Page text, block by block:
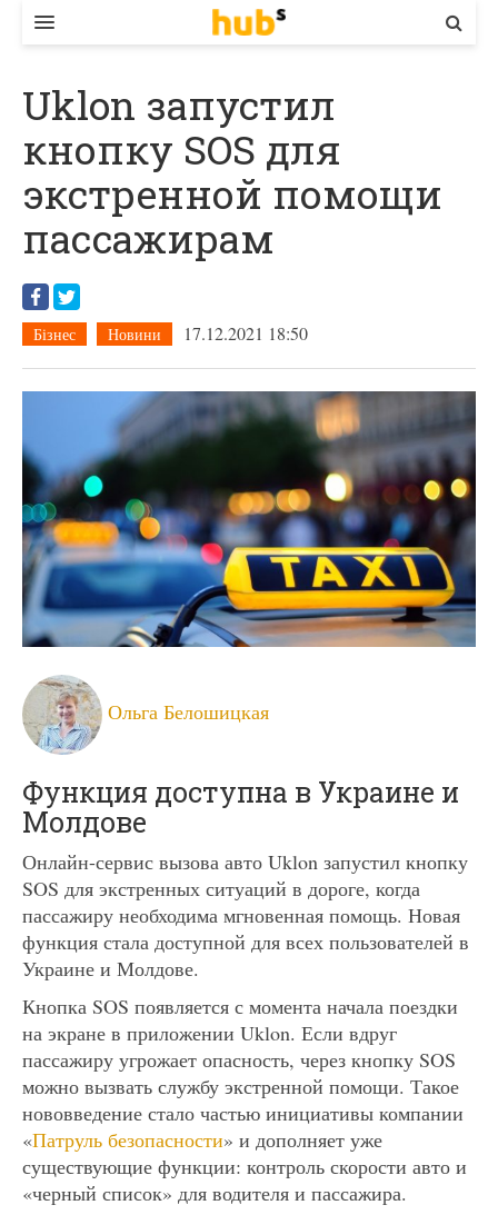
ЕКОНОМІКА
БІЗНЕС
СТАРТЕР
КОНТАКТИ
Uklon запустил
кнопку SOS для
экстренной помощи
пассажирам
Бізнес Новини 17.12.2021 18:50
Ольга Белошицкая
Функция доступна в Украине и
Молдове
Онлайн-сервис вызова авто Uklon запустил кнопку
SOS для экстренных ситуаций в дороге, когда
пассажиру необходима мгновенная помощь. Новая
функция стала доступной для всех пользователей в
Украине и Молдове.
Кнопка SOS появляется с момента начала поездки
на экране в приложении Uklon. Если вдруг
пассажиру угрожает опасность, через кнопку SOS
можно вызвать службу экстренной помощи. Такое
нововведение стало частью инициативы компании
«Патруль безопасности» и дополняет уже
существующие функции: контроль скорости авто и
«черный список» для водителя и пассажира.